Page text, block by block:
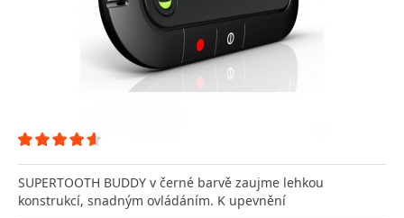
SUPERTOOTH BUDDY v černé barvě zaujme lehkou
konstrukcí, snadným ovládáním. K upevnění